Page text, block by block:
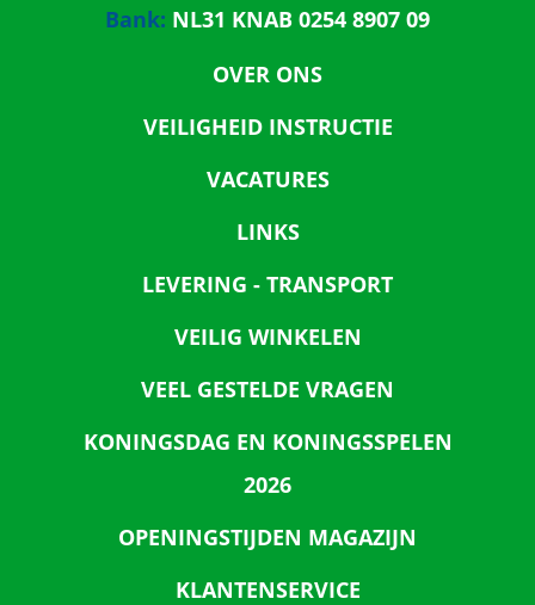
Bank: NL31 KNAB 0254 8907 09
OVER ONS
VEILIGHEID INSTRUCTIE
VACATURES
LINKS
LEVERING - TRANSPORT
VEILIG WINKELEN
VEEL GESTELDE VRAGEN
KONINGSDAG EN KONINGSSPELEN
2026
OPENINGSTIJDEN MAGAZIJN
KLANTENSERVICE